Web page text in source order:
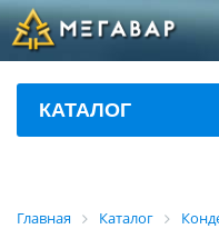
КАТАЛОГ
Главная Каталог